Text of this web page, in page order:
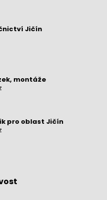
Jičín
montáže
pro oblast Jičín